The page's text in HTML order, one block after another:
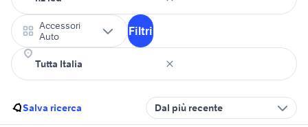
Accessori
Auto
Filtri
Salva ricerca Dal più recente